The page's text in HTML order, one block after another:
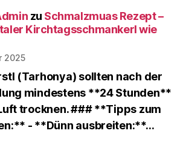
zu Schmalzmuas Rezept –
Kirchtagsschmankerl wie
2025
(Tarhonya) sollten nach der
mindestens **24 Stunden**
trocknen. ### **Tipps zum
- **Dünn ausbreiten:**…